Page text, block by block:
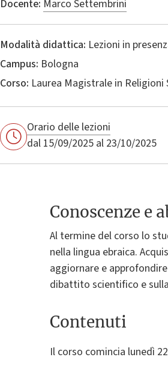
Docente: Marco Settembrini
Modalità didattica: Lezioni in
Campus: Bologna
Corso: Laurea Magistrale in Religioni
Orario delle lezioni
dal 15/09/2025 al 23/10/2025
Conoscenze e
Al termine del corso lo
nella lingua ebraica.
aggiornare e
dibattito scientifico e
Contenuti
Il corso comincia lunedì